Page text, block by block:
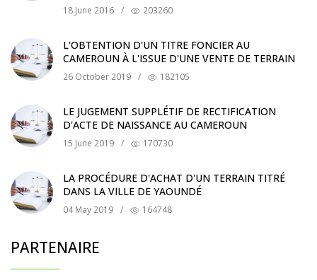
18 June 2016 / 203260
L'OBTENTION D'UN TITRE FONCIER AU
CAMEROUN À L'ISSUE D'UNE VENTE DE TERRAIN
26 October 2019 / 182105
LE JUGEMENT SUPPLÉTIF DE RECTIFICATION
D'ACTE DE NAISSANCE AU CAMEROUN
15 June 2019 / 170730
LA PROCÉDURE D'ACHAT D'UN TERRAIN TITRÉ
DANS LA VILLE DE YAOUNDÉ
04 May 2019 / 164748
PARTENAIRE